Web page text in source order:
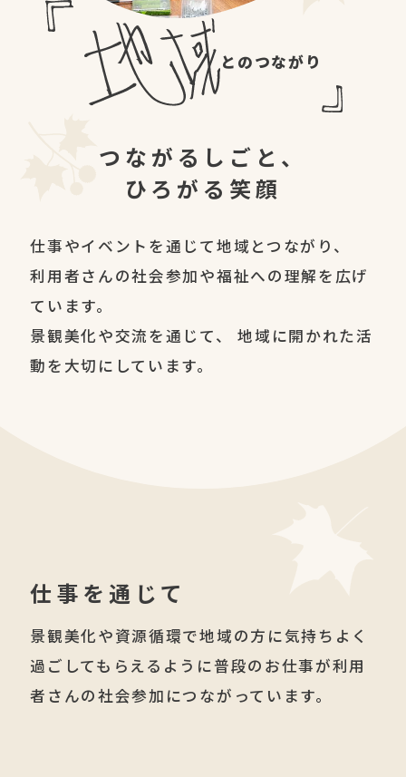
とのつながり
つながるしごと、
ひろがる笑顔
仕事やイベントを通じて地域とつながり、
利用者さんの社会参加や福祉への理解を広げ
ています。
景観美化や交流を通じて、
地域に開かれた活
動を大切にしています。
仕事を通じて
景観美化や資源循環で地域の方に気持ちよく
過ごしてもらえるように普段のお仕事が利用
者さんの社会参加につながっています。